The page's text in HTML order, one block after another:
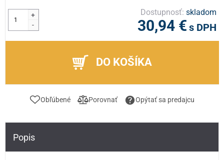
+
-
Dostupnosť:skladom
30,94 € s DPH
DO KOŠÍKA
Obľúbené Porovnať Opýtať sa predajcu
Popis